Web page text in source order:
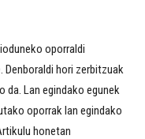
oporraldi
Denboraldi hori zerbitzuak
Lan egindako egunek
oporrak lan egindako
honetan